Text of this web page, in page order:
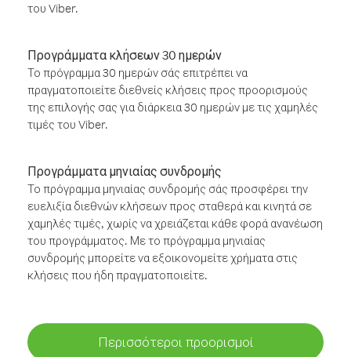
του Viber.
Προγράμματα κλήσεων 30 ημερών
Το πρόγραμμα 30 ημερών σάς επιτρέπει να
πραγματοποιείτε διεθνείς κλήσεις προς προορισμούς
της επιλογής σας για διάρκεια 30 ημερών με τις χαμηλές
τιμές του Viber.
Προγράμματα μηνιαίας συνδρομής
Το πρόγραμμα μηνιαίας συνδρομής σάς προσφέρει την
ευελιξία διεθνών κλήσεων προς σταθερά και κινητά σε
χαμηλές τιμές, χωρίς να χρειάζεται κάθε φορά ανανέωση
του προγράμματος. Με το πρόγραμμα μηνιαίας
συνδρομής μπορείτε να εξοικονομείτε χρήματα στις
κλήσεις που ήδη πραγματοποιείτε.
Περισσότεροι προορισμοί